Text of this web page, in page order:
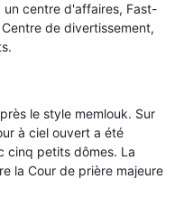
un centre d'affaires, Fast-
de divertissement,
le style memlouk. Sur
à ciel ouvert a été
cinq petits dômes. La
la Cour de prière majeure